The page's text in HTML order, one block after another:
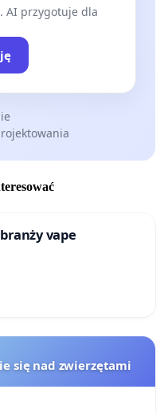
AI przygotuje dla
vape
się nad zwierzętami